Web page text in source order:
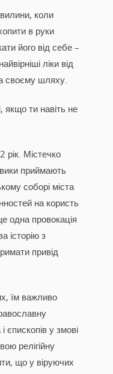
коли
в руки
його від себе –
ліки від
своєму шляху.
якщо ти навіть не
рік. Містечко
приймають
соборі міста
на користь
одна провокація
історію з
привід
їм важливо
єпископів у змові
релігійну
що у віруючих